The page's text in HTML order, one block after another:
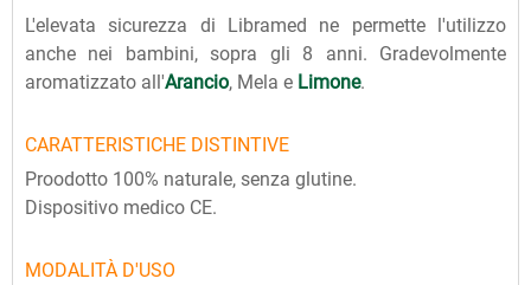
L'elevata sicurezza di Libramed ne permette l'utilizzo
anche nei bambini, sopra gli 8 anni. Gradevolmente
aromatizzato all'Arancio, Mela e Limone.
CARATTERISTICHE DISTINTIVE
Proodotto 100% naturale, senza glutine.
Dispositivo medico CE.
MODALITÀ D'USO